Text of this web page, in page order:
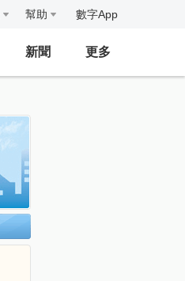
幫助 數字App
新聞 更多